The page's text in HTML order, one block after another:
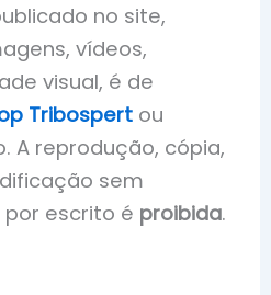
no site,
vídeos,
visual, é de
Tribospert ou
A reprodução, cópia,
sem
escrito é proibida.